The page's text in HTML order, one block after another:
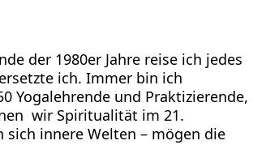
der 1980er Jahre reise ich jedes
ich. Immer bin ich
Yogalehrende und Praktizierende,
wir Spiritualität im 21.
sich innere Welten – mögen die